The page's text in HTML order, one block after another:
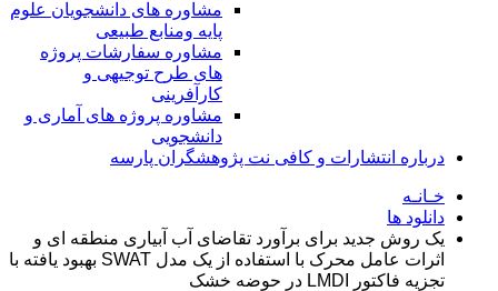
مشاوره های دانشجویان علوم
پایه ومنابع طبیعی
مشاوره سفارشات پروژه
های طرح توجیهی و
کارآفرینی
مشاوره پروژه های آماری و
دانشجویی
درباره انتشارات و کافی نت پژوهشگران پارسه
خـانـه
دانلود ها
یک روش جدید برای برآورد تقاضای آب آبیاری منطقه ای و
اثرات عامل محرک با استفاده از یک مدل SWAT بهبود یافته با
تجزیه فاکتور LMDI در حوضه خشک